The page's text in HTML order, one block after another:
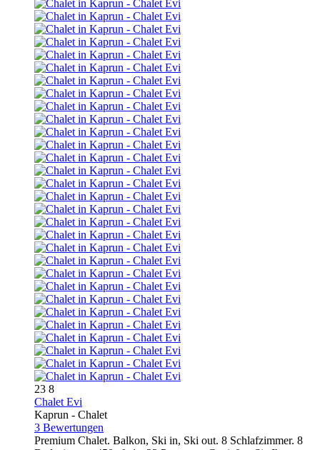
23 8
Chalet Evi
Kaprun - Chalet
3 Bewertungen
Premium Chalet. Balkon, Ski in, Ski out. 8 Schlafzimmer. 8